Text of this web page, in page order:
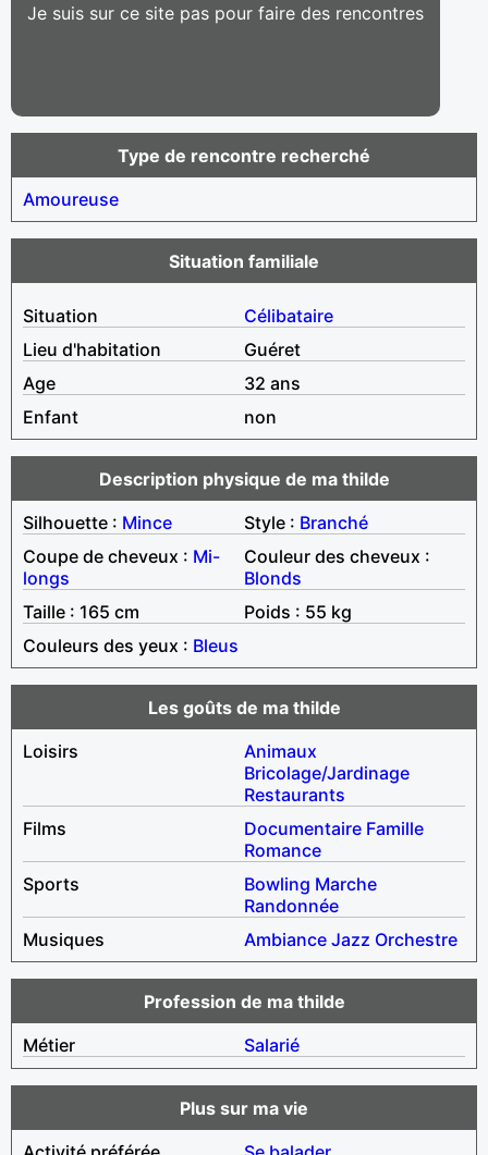
Je suis sur ce site pas pour faire des rencontres
Type de rencontre recherché
Amoureuse
Situation familiale
Situation
Célibataire
Lieu d'habitation
Guéret
Age
32 ans
Enfant
non
Description physique de ma thilde
Silhouette : Mince Style : Branché
Coupe de cheveux : Mi-
longs
Couleur des cheveux :
Blonds
Taille : 165 cm
Poids : 55 kg
Couleurs des yeux : Bleus
Les goûts de ma thilde
Loisirs
Animaux
Bricolage/Jardinage
Restaurants
Films
Documentaire Famille
Romance
Sports
Bowling Marche
Randonnée
Musiques
Ambiance Jazz Orchestre
Profession de ma thilde
Métier
Salarié
Plus sur ma vie